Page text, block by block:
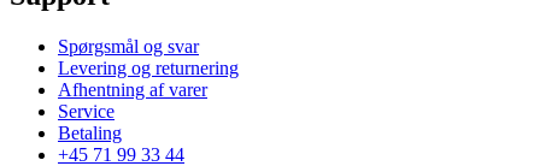
Spørgsmål og svar
Levering og returnering
Afhentning af varer
Service
Betaling
+45 71 99 33 44